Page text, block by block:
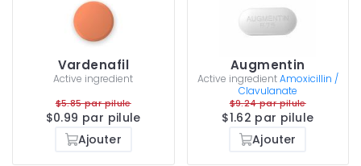
Vardenafil
Active ingredient
$5.85 par pilule
$0.99 par pilule
Ajouter
Augmentin
Active ingredientAmoxicillin /
Clavulanate
$9.24 par pilule
$1.62 par pilule
Ajouter